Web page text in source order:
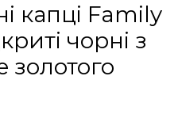
капці Family
чорні з